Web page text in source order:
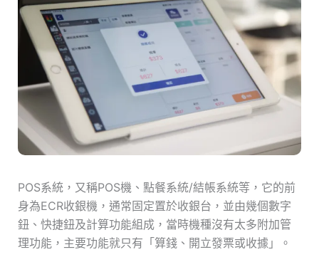
POS系統，又稱POS機、點餐系統/結帳系統等，它的前
身為ECR收銀機，通常固定置於收銀台，並由幾個數字
鈕、快捷鈕及計算功能組成，當時機種沒有太多附加管
理功能，主要功能就只有「算錢、開立發票或收據」。